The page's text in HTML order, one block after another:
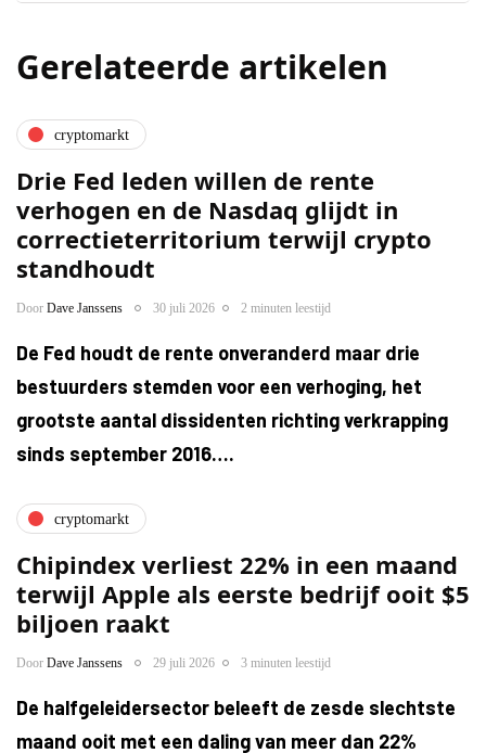
Gerelateerde artikelen
cryptomarkt
Drie Fed leden willen de rente
verhogen en de Nasdaq glijdt in
correctieterritorium terwijl crypto
standhoudt
Door Dave Janssens 30 juli 2026 2 minuten leestijd
De Fed houdt de rente onveranderd maar drie
bestuurders stemden voor een verhoging, het
grootste aantal dissidenten richting verkrapping
sinds september 2016….
cryptomarkt
Chipindex verliest 22% in een maand
terwijl Apple als eerste bedrijf ooit $5
biljoen raakt
Door Dave Janssens 29 juli 2026 3 minuten leestijd
De halfgeleidersector beleeft de zesde slechtste
maand ooit met een daling van meer dan 22%